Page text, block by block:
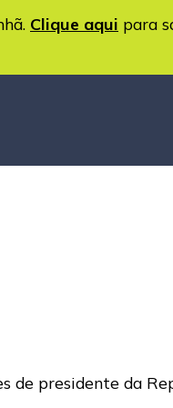
Clique aqui para
de presidente da